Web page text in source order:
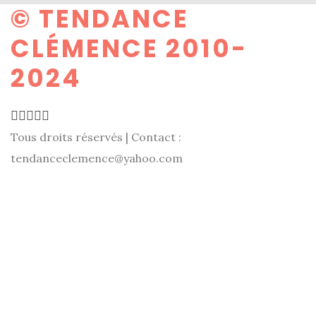
© TENDANCE
CLÉMENCE 2010-
2024
Tous droits réservés | Contact :
tendanceclemence@yahoo.com